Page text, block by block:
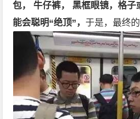
包， 牛仔裤， 黑框眼镜，格子
能会聪明“绝顶”， 于是，最终